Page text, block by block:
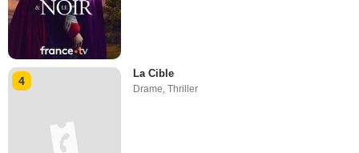
4
La Cible
Drame,Thriller